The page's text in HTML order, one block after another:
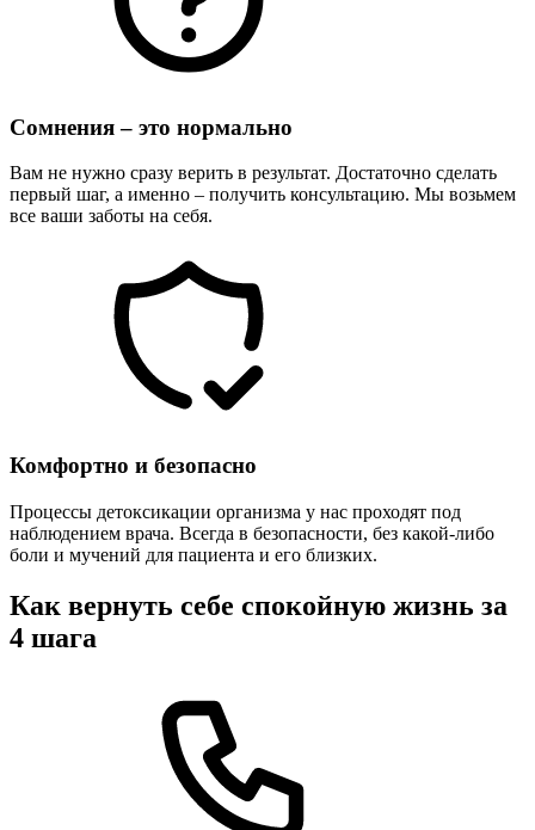
Сомнения – это нормально
Вам не нужно сразу верить в результат. Достаточно сделать
первый шаг, а именно – получить консультацию. Мы возьмем
все ваши заботы на себя.
Комфортно и безопасно
Процессы детоксикации организма у нас проходят под
наблюдением врача. Всегда в безопасности, без какой-либо
боли и мучений для пациента и его близких.
Как вернуть себе спокойную жизнь за
4 шага